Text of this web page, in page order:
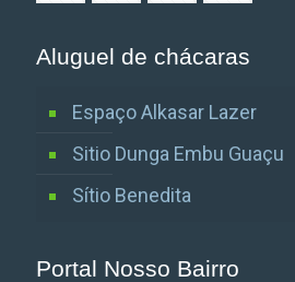
Aluguel de chácaras
Espaço Alkasar Lazer
Sitio Dunga Embu Guaçu
Sítio Benedita
Portal Nosso Bairro